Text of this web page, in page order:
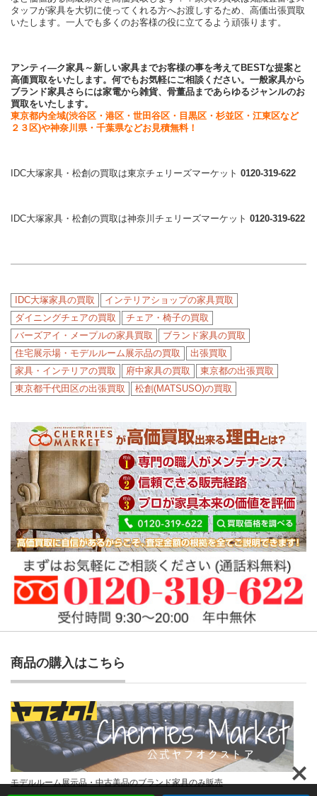
タッフが家具を大切に使ってくれる方へお渡しするため、高価出張買取
いたします。一人でも多くのお客様の役に立てるよう頑張ります。
アンティ―ク家具～新しい家具までお客様の事を考えてBESTな提案と
高価買取をいたします。何でもお気軽にご相談ください。一般家具から
ブランド家具さらには家電から雑貨、骨董品まであらゆるジャンルのお
買取をいたします。
東京都内全域(渋谷区・港区・世田谷区・目黒区・杉並区・江東区など
２３区)や神奈川県・千葉県などお見積無料！
IDC大塚家具・松創の買取は東京チェリーズマーケット 0120-319-622
IDC大塚家具・松創の買取は神奈川チェリーズマーケット 0120-319-622
IDC大塚家具の買取
インテリアショップの家具買取
ダイニングチェアの買取
チェア・椅子の買取
バーズアイ・メープルの家具買取
ブランド家具の買取
住宅展示場・モデルルーム展示品の買取
出張買取
家具・インテリアの買取
府中家具の買取
東京都の出張買取
東京都千代田区の出張買取
松創(MATSUSO)の買取
商品の購入はこちら
モデルルーム展示品・中古美品のブランド家具のみ販売